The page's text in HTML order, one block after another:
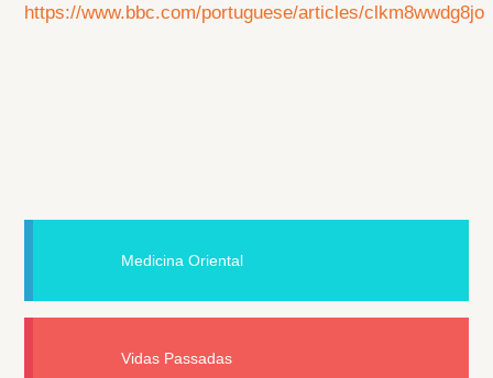
https://www.bbc.com/portuguese/articles/clkm8wwdg8jo
Medicina Oriental
Vidas Passadas